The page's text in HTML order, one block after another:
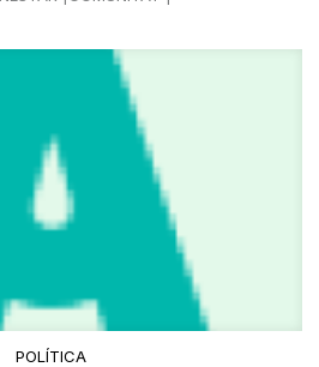
POLÍTICA